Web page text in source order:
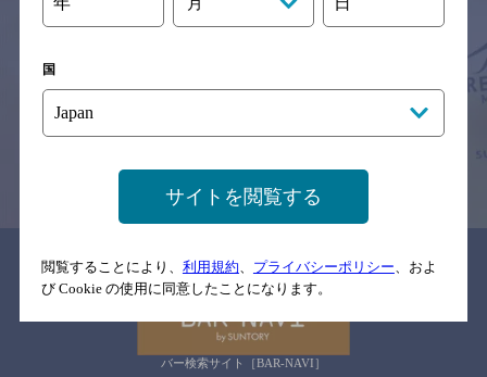
※それぞれのお店のメニューや営業時間などの掲載情報については、
予告なしに変更されることがありますので、
念のためお店にご確認の上ご来店くださいますようお願い申し上げま
情報提供：ぐるなび
関連リンク
バー検索サイト［BAR-NAVI］
国
サイトを閲覧する
閲覧することにより、 利用規約、 プライバシーポリシー、およ
び Cookie の使用に同意したことになります。